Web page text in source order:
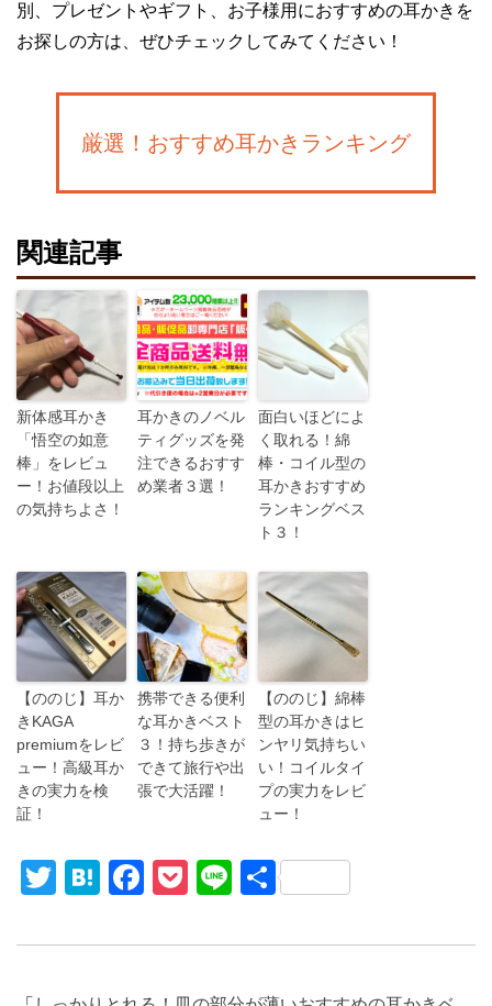
別、プレゼントやギフト、お子様用におすすめの耳かきを
お探しの方は、ぜひチェックしてみてください！
厳選！おすすめ耳かきランキング
関連記事
新体感耳かき
「悟空の如意
棒」をレビュ
ー！お値段以上
の気持ちよさ！
耳かきのノベル
ティグッズを発
注できるおすす
め業者３選！
面白いほどによ
く取れる！綿
棒・コイル型の
耳かきおすすめ
ランキングベス
ト３！
【ののじ】耳か
きKAGA
premiumをレビ
ュー！高級耳か
きの実力を検
証！
携帯できる便利
な耳かきベスト
３！持ち歩きが
できて旅行や出
張で大活躍！
【ののじ】綿棒
型の耳かきはヒ
ンヤリ気持ちい
い！コイルタイ
プの実力をレビ
ュー！
T
tt
H
e
F
c
P
ck
Li
e
共